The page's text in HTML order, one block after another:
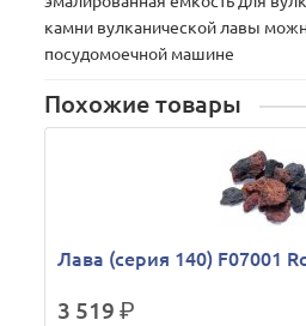
камни вулканической лавы
посудомоечной машине
Похожие товары
Лава (серия 140) F07001
3 519р.